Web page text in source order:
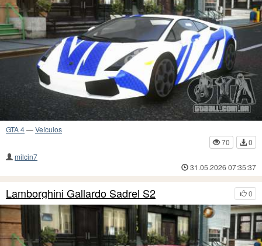
GTA 4—Veículos
70
0
milcin7
31.05.2026 07:35:37
0
Lamborghini Gallardo Sadrel S2